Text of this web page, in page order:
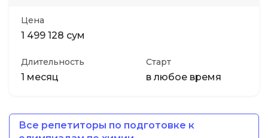
Цена
1 499 128 сум
Длительность
1 месяц
Старт
в любое время
Все репетиторы по подготовке к